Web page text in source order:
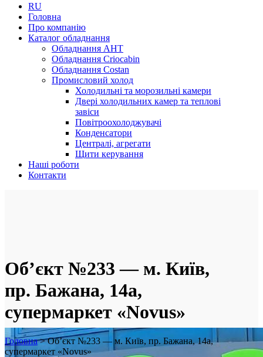
RU
Головна
Про компанію
Каталог обладнання
Обладнання AHT
Обладнання Criocabin
Обладнання Costan
Промисловий холод
Холодильні та морозильні камери
Двері холодильних камер та теплові
завіси
Повітроохолоджувачі
Конденсатори
Централі, агрегати
Щити керування
Наші роботи
Контакти
Об’єкт №233 — м. Київ,
пр. Бажана, 14а,
супермаркет «Novus»
Головна>Об’єкт №233 — м. Київ, пр. Бажана, 14а,
супермаркет «Novus»